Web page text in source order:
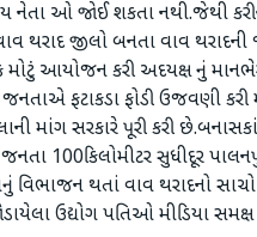
નેતા ઓ જોઈ શકતા નથી.જેથી
થરાદ જીલો બનતા વાવ
આયોજન કરી અદયક્ષ નું માનભેર
ફટાકડા ફોડી ઉજવણી કરી
માંગ સરકારે પૂરી કરી
100કિલોમીટર સુધીદૂર
વિભાજન થતાં વાવ થરાદનો
ઉદ્યોગ પતિઓ મીડિયા